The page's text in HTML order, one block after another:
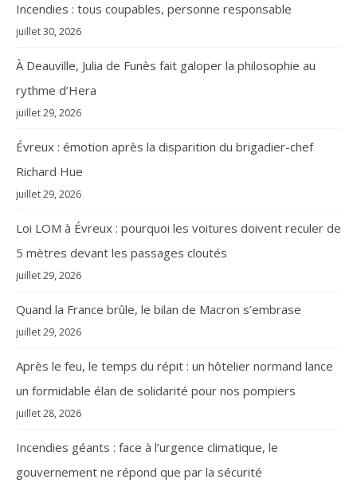
Incendies : tous coupables, personne responsable
juillet 30, 2026
À Deauville, Julia de Funès fait galoper la philosophie au
rythme d’Hera
juillet 29, 2026
Évreux : émotion après la disparition du brigadier-chef
Richard Hue
juillet 29, 2026
Loi LOM à Évreux : pourquoi les voitures doivent reculer de
5 mètres devant les passages cloutés
juillet 29, 2026
Quand la France brûle, le bilan de Macron s’embrase
juillet 29, 2026
Après le feu, le temps du répit : un hôtelier normand lance
un formidable élan de solidarité pour nos pompiers
juillet 28, 2026
Incendies géants : face à l’urgence climatique, le
gouvernement ne répond que par la sécurité